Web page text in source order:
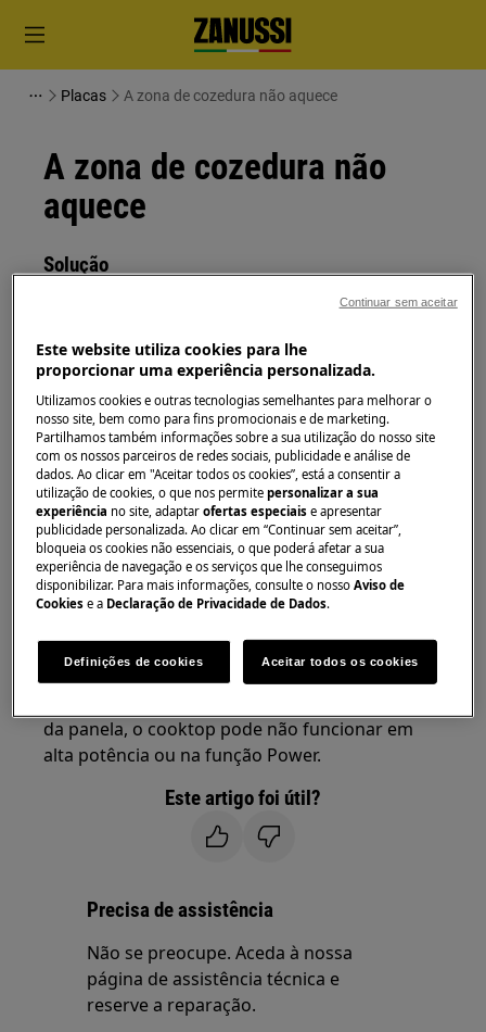
Placas A zona de cozedura não aquece
A zona de cozedura não
aquece
Solução
Os fogões elétricos devem ser ligados pelo
Causas Possíveis:
Ausência de fases.
O fusível de uma das fases queimou no
quadro elétrico.
Consulte o Guia de Instalação ou entre em
contato com o Suporte Técnico Oficial.
Para placas de indução: Certifique-se de que as
panelas atendem aos requisitos mínimos de
diâmetro listados no manual de instruções.
Se o diâmetro for muito pequeno ou não
da panela, o cooktop pode não funcionar em
alta potência ou na função Power.
Este artigo foi útil?
Precisa de assistência
Não se preocupe. Aceda à nossa
página de assistência técnica e
reserve a reparação.
Este website utiliza cookies para lhe
proporcionar uma experiência personalizada.
Utilizamos cookies e outras tecnologias semelhantes para melhorar o
nosso site, bem como para fins promocionais e de marketing.
Partilhamos também informações sobre a sua utilização do nosso site
com os nossos parceiros de redes sociais, publicidade e análise de
dados. Ao clicar em "Aceitar todos os cookies”, está a consentir a
utilização de cookies, o que nos permitepersonalizar a sua
experiência no site, adaptarofertas especiaise apresentar
publicidade personalizada. Ao clicar em “Continuar sem aceitar”,
bloqueia os cookies não essenciais, o que poderá afetar a sua
experiência de navegação e os serviços que lhe conseguimos
disponibilizar. Para mais informações, consulte o nossoAviso de
Cookies e a Declaração de Privacidade de Dados.
Definições de cookies Aceitar todos os cookies
Continuar sem aceitar